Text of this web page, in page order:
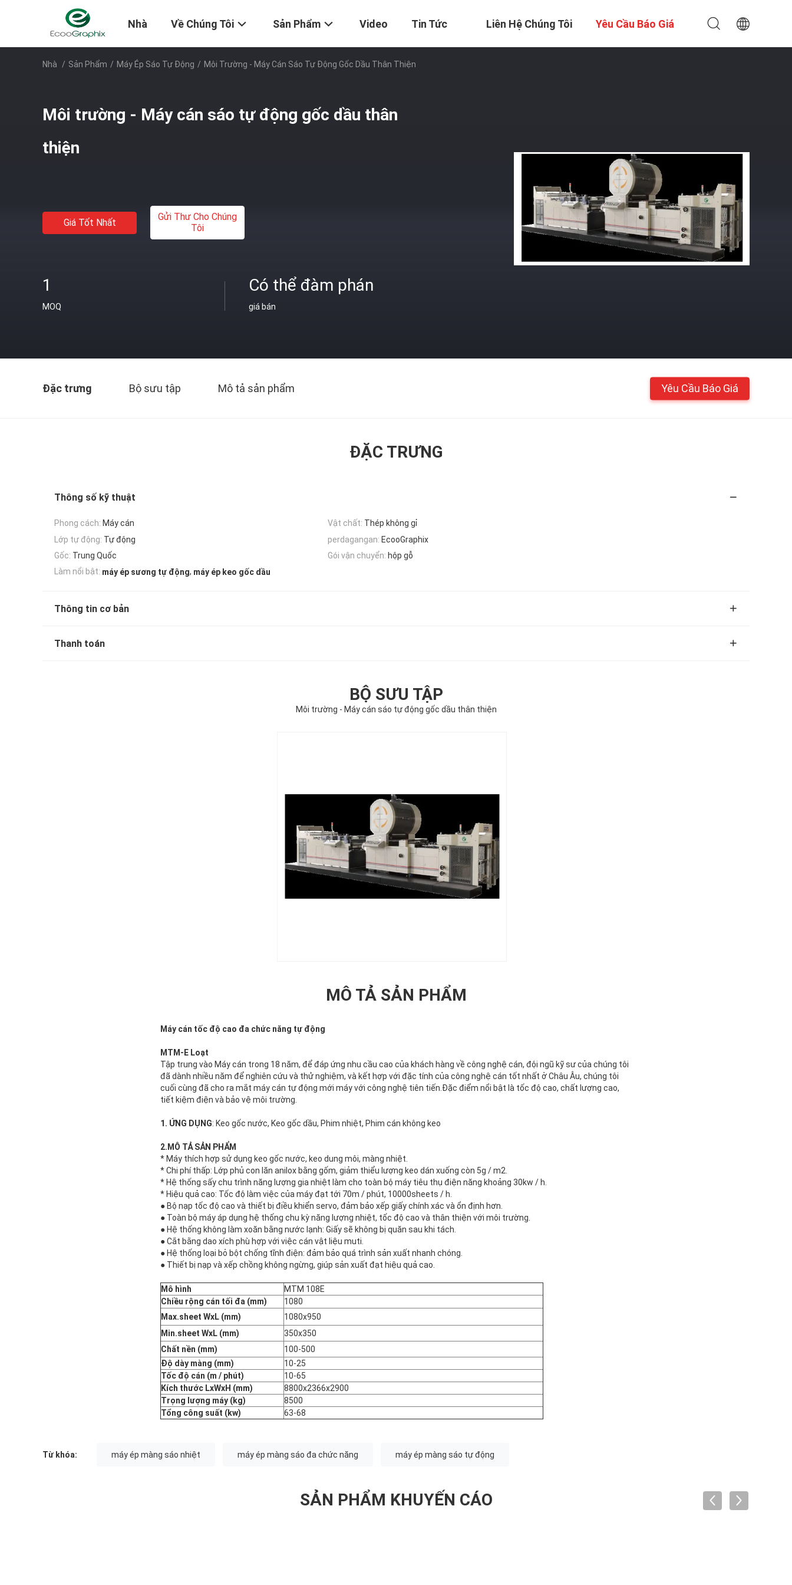
Nhà Về Chúng Tôi Sản Phẩm Video Tin Tức Liên Hệ Chúng Tôi Yêu Cầu Báo Giá
Nhà / Sản Phẩm / Máy Ép Sáo Tự Động / Môi Trường - Máy Cán Sáo Tự Động Gốc Dầu Thân Thiện
Môi trường - Máy cán sáo tự động gốc dầu thân
thiện
Giá Tốt Nhất
Gửi Thư Cho Chúng
Tôi
1
MOQ
Có thể đàm phán
giá bán
Đặc trưng Bộ sưu tập Mô tả sản phẩm Yêu Cầu Báo Giá
ĐẶC TRƯNG
Thông số kỹ thuật
Phong cách: Máy cán Vật chất: Thép không gỉ
Lớp tự động: Tự động perdagangan: EcooGraphix
Gốc: Trung Quốc Gói vận chuyển: hộp gỗ
Làm nổi bật: máy ép sương tự động, máy ép keo gốc dầu
Thông tin cơ bản
Thanh toán
BỘ SƯU TẬP
Môi trường - Máy cán sáo tự động gốc dầu thân thiện
MÔ TẢ SẢN PHẨM
Máy cán tốc độ cao đa chức năng tự động
MTM- E Loạt
Tập trung vào Máy cán trong 18 năm, để đáp ứng nhu cầu cao của khách hàng về công nghệ cán, đội ngũ kỹ sư của chúng tôi
đã dành nhiều năm để nghiên cứu và thử nghiệm, và kết hợp với đặc tính của công nghệ cán tốt nhất ở Châu Âu, chúng tôi
cuối cùng đã cho ra mắt máy cán tự động mới máy với công nghệ tiên tiến.Đặc điểm nổi bật là tốc độ cao, chất lượng cao,
tiết kiệm điện và bảo vệ môi trường.
1. ỨNG DỤNG: Keo gốc nước, Keo gốc dầu, Phim nhiệt, Phim cán không keo
2. MÔ TẢ SẢN PHẨM
* Máy thích hợp sử dụng keo gốc nước, keo dung môi, màng nhiệt.
* Chi phí thấp: Lớp phủ con lăn anilox bằng gốm, giảm thiểu lượng keo dán xuống còn 5g / m2.
* Hệ thống sấy chu trình năng lượng gia nhiệt làm cho toàn bộ máy tiêu thụ điện năng khoảng 30kw / h.
* Hiệu quả cao: Tốc độ làm việc của máy đạt tới 70m / phút, 10000sheets / h.
● Bộ nạp tốc độ cao và thiết bị điều khiển servo, đảm bảo xếp giấy chính xác và ổn định hơn.
● Toàn bộ máy áp dụng hệ thống chu kỳ năng lượng nhiệt, tốc độ cao và thân thiện với môi trường.
● Hệ thống không làm xoăn bằng nước lạnh: Giấy sẽ không bị quăn sau khi tách.
● Cắt bằng dao xích phù hợp với việc cán vật liệu muti.
● Hệ thống loại bỏ bột chống tĩnh điện: đảm bảo quá trình sản xuất nhanh chóng.
● Thiết bị nạp và xếp chồng không ngừng, giúp sản xuất đạt hiệu quả cao.
Mô hình
MTM 108E
Chiều rộng cán tối đa (mm)
1080
Max.sheet WxL (mm)
1080x950
Min.sheet WxL (mm)
350x350
Chất nền (mm)
100-500
Độ dày màng (mm)
10-25
Tốc độ cán (m / phút)
10-65
Kích thước LxWxH (mm)
8800x2366x2900
Trọng lượng máy (kg)
8500
Tổng công suất (kw)
63-68
Từ khóa: máy ép màng sáo nhiệt máy ép màng sáo đa chức năng máy ép màng sáo tự động
SẢN PHẨM KHUYẾN CÁO